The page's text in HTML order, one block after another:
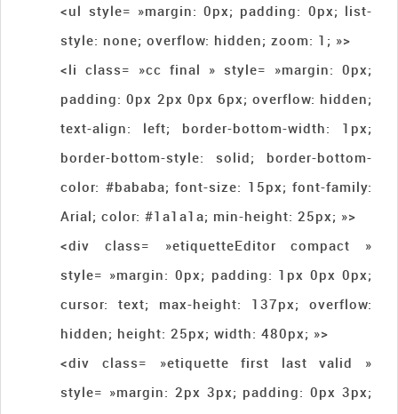
<ul style= »margin: 0px; padding: 0px; list-
style: none; overflow: hidden; zoom: 1; »>
<li class= »cc final » style= »margin: 0px;
padding: 0px 2px 0px 6px; overflow: hidden;
text-align: left; border-bottom-width: 1px;
border-bottom-style: solid; border-bottom-
color: #bababa; font-size: 15px; font-family:
Arial; color: #1a1a1a; min-height: 25px; »>
<div class= »etiquetteEditor compact »
style= »margin: 0px; padding: 1px 0px 0px;
cursor: text; max-height: 137px; overflow:
hidden; height: 25px; width: 480px; »>
<div class= »etiquette first last valid »
style= »margin: 2px 3px; padding: 0px 3px;